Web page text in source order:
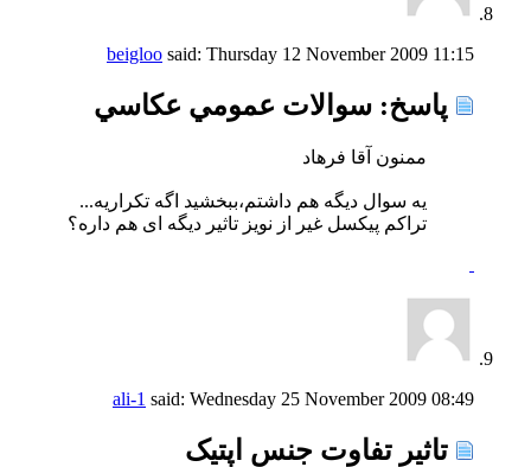
beigloo said: Thursday 12 November 2009 11:15
پاسخ: سوالات عمومي عكاسي
ممنون آقا فرهاد
یه سوال دیگه هم داشتم،ببخشید اگه تکراریه...
تراکم پیکسل غیر از نویز تاثیر دیگه ای هم داره؟
ali-1 said: Wednesday 25 November 2009 08:49
تاثیر تفاوت جنس اپتیک